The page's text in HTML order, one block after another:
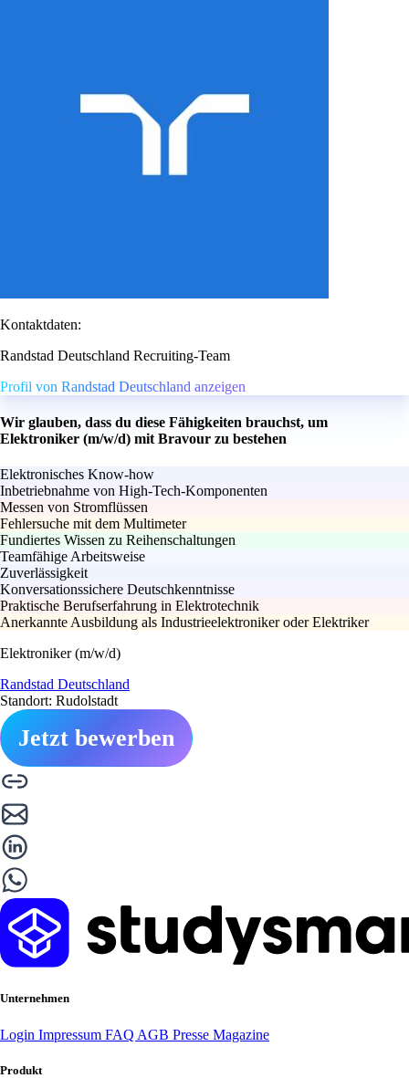
Kontaktdaten:
Randstad Deutschland Recruiting-Team
Profil von Randstad Deutschland anzeigen
Wir glauben, dass du diese Fähigkeiten brauchst, um
Elektroniker (m/w/d) mit Bravour zu bestehen
Elektronisches Know-how
Inbetriebnahme von High-Tech-Komponenten
Messen von Stromflüssen
Fehlersuche mit dem Multimeter
Fundiertes Wissen zu Reihenschaltungen
Teamfähige Arbeitsweise
Zuverlässigkeit
Konversationssichere Deutschkenntnisse
Praktische Berufserfahrung in Elektrotechnik
Anerkannte Ausbildung als Industrieelektroniker oder Elektriker
Elektroniker (m/w/d)
Randstad Deutschland
Standort: Rudolstadt
Jetzt bewerben
Unternehmen
Login Impressum FAQ AGB Presse Magazine
Produkt